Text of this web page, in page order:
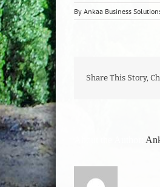
By Ankaa Business
Share This Story,